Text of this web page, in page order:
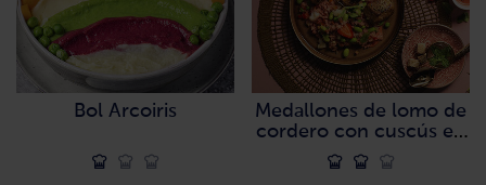
Bol Arcoiris
Medallones de lomo de
cordero con cuscús en
vinagreta de fresa y
menta